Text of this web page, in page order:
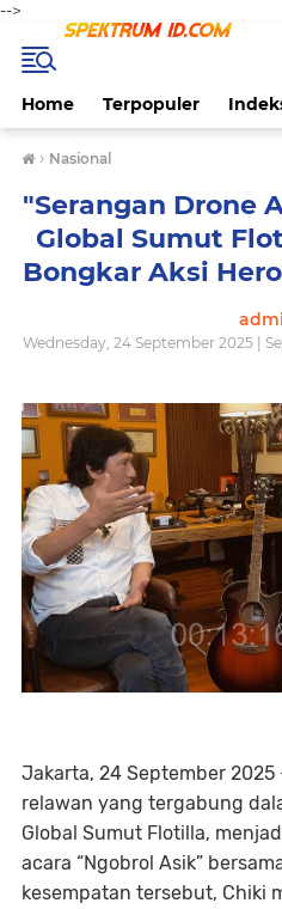
-->
Home Terpopuler
› Nasional
"Serangan Drone
Global Sumut
Bongkar Aksi
Wednesday, 24 September 2025 |
Jakarta, 24 September 2025
relawan yang tergabung
Global Sumut Flotilla,
acara “Ngobrol Asik”
kesempatan tersebut, Chiki